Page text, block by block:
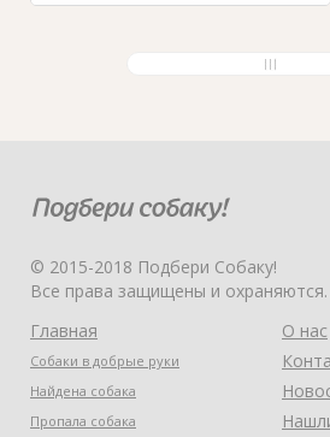
© 2015-2018 Подбери Собаку!
Все права защищены и охраняются.
Главная
Собаки в добрые руки
Найдена собака
Пропала собака
О нас